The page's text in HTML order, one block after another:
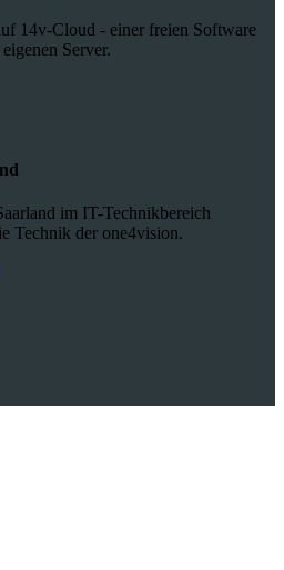
14v-Cloud - einer freien Software
Server.
im IT-Technikbereich
Technik der one4vision.